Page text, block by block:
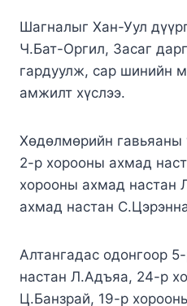
Шагналыг Хан-Уул
Ч.Бат-Оргил, Засаг
гардуулж, сар шинийн
амжилт хүслээ.
Хөдөлмөрийн гавьяаны
2-р хорооны ахмад
хорооны ахмад настан
ахмад настан
Алтангадас одонгоор
настан Л.Адъяа, 24-р
Ц.Банзрай, 19-р